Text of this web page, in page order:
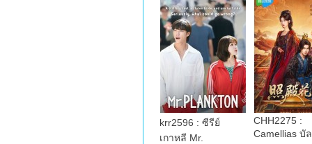
krr2596 : ซีรีย์
เกาหลี Mr.
CHH2275 :
Camellias บั